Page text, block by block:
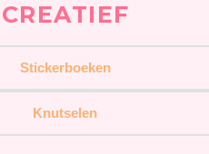
CREATIEF
Stickerboeken
Knutselen